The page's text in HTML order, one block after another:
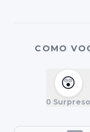
COMO
😲
0 Surpreso